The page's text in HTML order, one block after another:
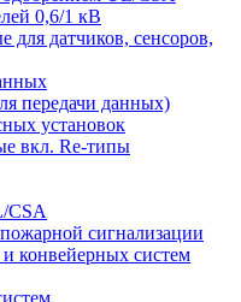
0,6/1 кВ
для датчиков, cенсоров,
передачи данных)
установок
вкл. Re-типы
CSA
сигнализации
конвейерных систем